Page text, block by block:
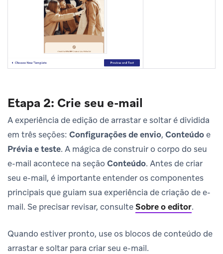
Etapa 2: Crie seu e-mail
A experiência de edição de arrastar e soltar é dividida
em três seções: Configurações de envio, Conteúdoe
Prévia e teste. A mágica de construir o corpo do seu
e-mail acontece na seção Conteúdo. Antes de criar
seu e-mail, é importante entender os componentes
principais que guiam sua experiência de criação de e-
mail. Se precisar revisar, consulteSobre o editor.
Quando estiver pronto, use os blocos de conteúdo de
arrastar e soltar para criar seu e-mail.